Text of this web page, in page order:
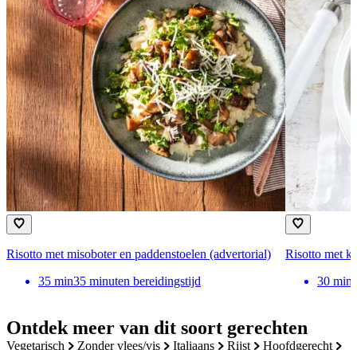
Ontdek meer van dit soort gerechten
vegetarisch zonder vlees/vis italiaans rijst
hoofdgerecht
Risotto met misoboter en paddenstoelen (advertorial)
35 min35 minuten bereidingstijd
Risotto met
30 min